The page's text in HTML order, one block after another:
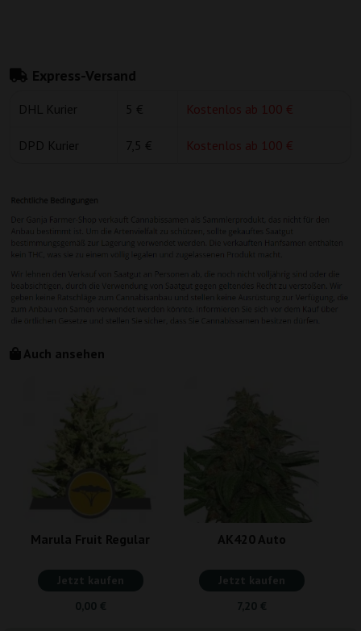
Express-Versand
DHL Kurier 5 € Kostenlos ab 100 €
DPD Kurier 7,5 € Kostenlos ab 100 €
Auch ansehen
Marula Fruit Regular
Jetzt kaufen
0,00 €
AK420 Auto
Jetzt kaufen
7,20 €